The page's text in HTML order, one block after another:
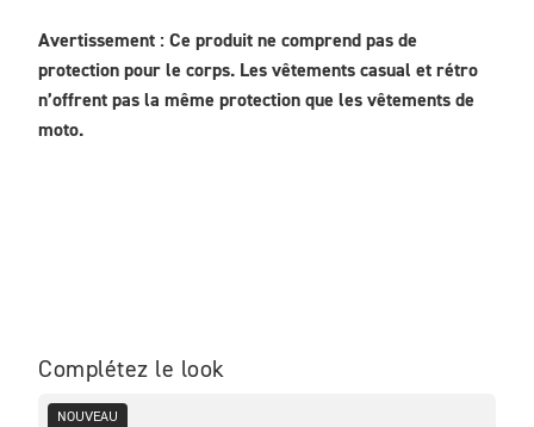
Avertissement : Ce produit ne comprend pas de
protection pour le corps. Les vêtements casual et rétro
n’offrent pas la même protection que les vêtements de
moto.
Complétez le look
NOUVEAU